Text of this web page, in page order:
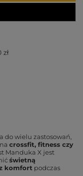
do wielu zastosowań,
crossfit, fitness czy
Manduka X jest
świetną
komfort podczas